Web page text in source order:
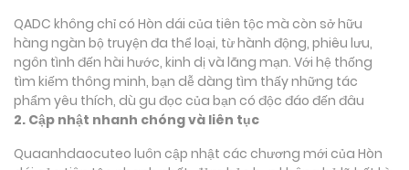
QADC không chỉ có Hòn dái của tiên tộc mà còn sở hữu
hàng ngàn bộ truyện đa thể loại, từ hành động, phiêu lưu,
ngôn tình đến hài hước, kinh dị và lãng mạn. Với hệ thống
tìm kiếm thông minh, bạn dễ dàng tìm thấy những tác
phẩm yêu thích, dù gu đọc của bạn có độc đáo đến đâu
2. Cập nhật nhanh chóng và liên tục
Quaanhdaocuteo luôn cập nhật các chương mới của Hòn